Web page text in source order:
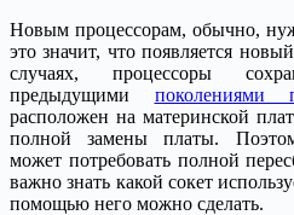
Новым процессорам, обычно,
это значит, что появляется
случаях, процессоры
предыдущими поколениями
расположен на материнской
полной замены платы.
может потребовать полной
важно знать какой сокет
помощью него можно сделать.